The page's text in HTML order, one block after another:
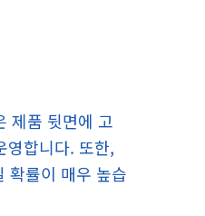
제품 뒷면에 고
영합니다. 또한,
확률이 매우 높습